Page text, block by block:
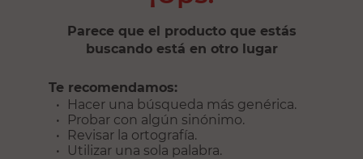
Parece que el producto que estás
buscando está en otro lugar
Te recomendamos:
Hacer una búsqueda más genérica.
Probar con algún sinónimo.
Revisar la ortografía.
Utilizar una sola palabra.